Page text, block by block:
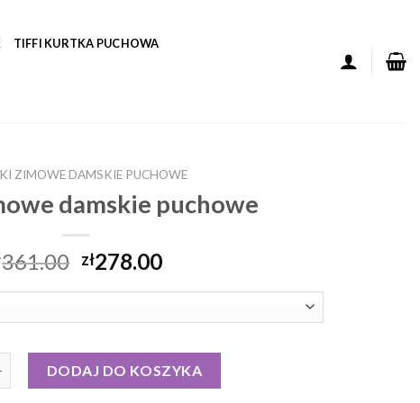
TIFFI KURTKA PUCHOWA
ZIMOWE DAMSKIE PUCHOWE
damskie puchowe
361.00 zł278.00
DODAJ DO KOSZYKA